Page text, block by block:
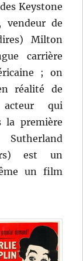
Keystone
de
Milton
carrière
; on
réalité de
qui
la première
est un
un film